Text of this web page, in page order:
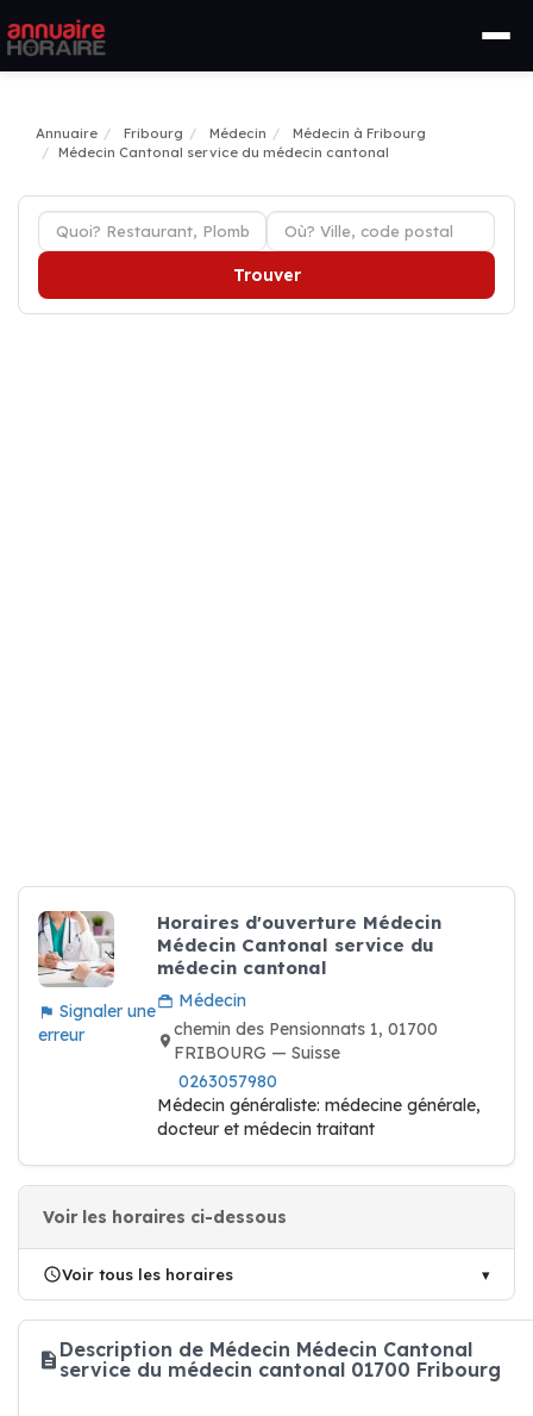
Annuaire Fribourg Médecin
Médecin à Fribourg
Médecin Cantonal service du médecin cantonal
Trouver
Signaler une
erreur
Horaires d'ouverture Médecin
Médecin Cantonal service du
médecin cantonal
Médecin
chemin des Pensionnats 1, 01700
FRIBOURG — Suisse
0263057980
Médecin généraliste: médecine générale,
docteur et médecin traitant
Voir les horaires ci-dessous
Voir tous les horaires
Description de Médecin Médecin Cantonal
service du médecin cantonal 01700 Fribourg